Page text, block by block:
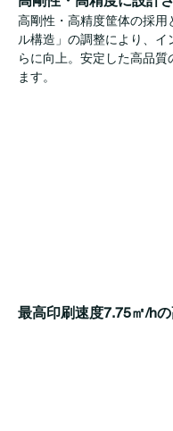
高剛性・高精度筐体の採用
ル構造」の調整により、イ
らに向上。安定した高品質
ます。
最高印刷速度7.75㎡/h